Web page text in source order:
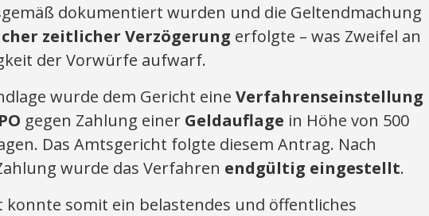
dokumentiert wurden und die Geltendmachung
zeitlicher Verzögerung erfolgte – was Zweifel an
der Vorwürfe aufwarf.
wurde dem Gericht eine Verfahrenseinstellung
gegen Zahlung einer Geldauflage in Höhe von 500
Das Amtsgericht folgte diesem Antrag. Nach
wurde das Verfahren endgültig eingestellt.
konnte somit ein belastendes und öffentliches